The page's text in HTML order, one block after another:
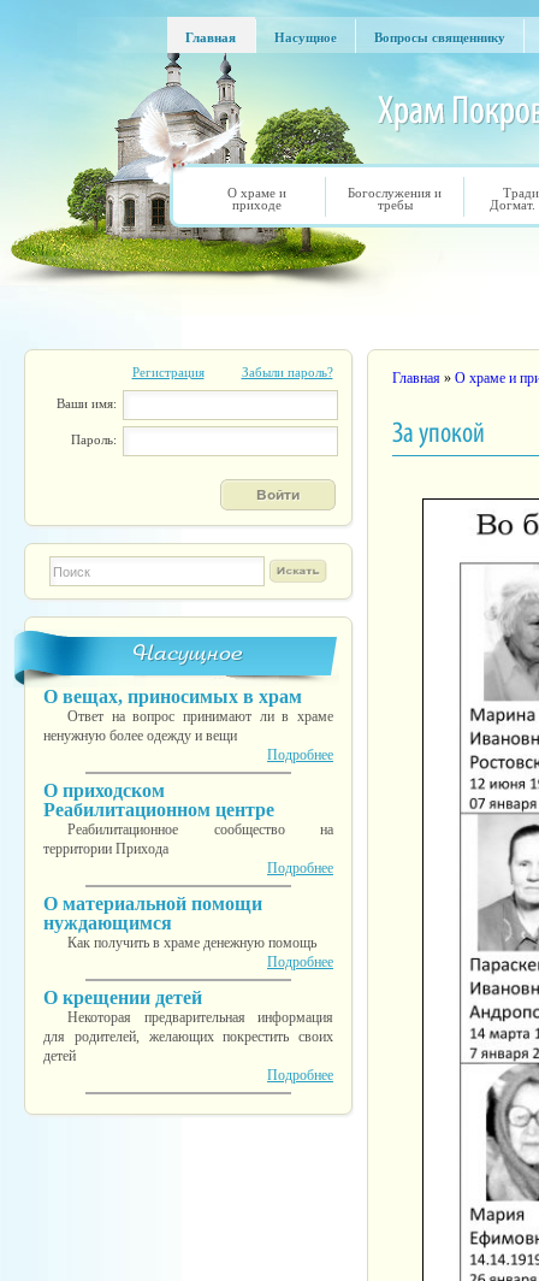
Главная
Главная
Насущное Вопросы священнику
Вопросы священнику
О храме и
приходе
Богослужения и
требы
Регистрация Забыли пароль?
Ваши имя:
Пароль:
Форма поиска
TESTINS
Насущное
О вещах, приносимых в храм
Ответ на вопрос принимают ли в храме
ненужную более одежду и вещи
Подробнее
О приходском
Реабилитационном центре
Реабилитационное сообщество на
территории Прихода
Подробнее
О материальной помощи
нуждающимся
Как получить в храме денежную помощь
Подробнее
О крещении детей
Некоторая предварительная информация
для родителей, желающих покрестить своих
детей
Подробнее
Вы здесь
Главная » О храме и
За упокой